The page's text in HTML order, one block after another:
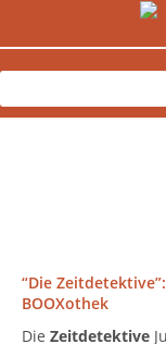
“Die
BOOXothek
Die Zeitdetektive